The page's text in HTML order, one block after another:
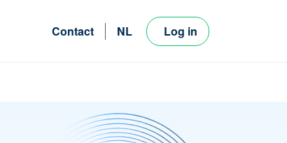
Contact
NL
Log in